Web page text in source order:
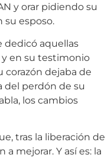
y orar pidiendo su
su esposo.
dedicó aquellas
y en su testimonio
dejaba de
del perdón de su
los cambios
tras la liberación de
a mejorar. Y así es: la